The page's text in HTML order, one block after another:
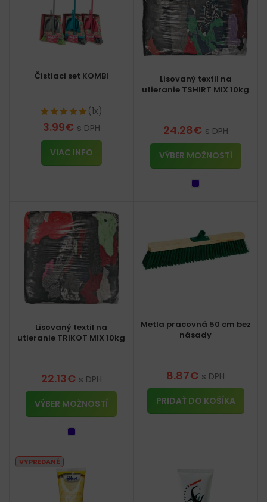
Čistiaci set KOMBI
(1x)
3.99€ s DPH
VIAC INFO
Lisovaný textil na
utieranie TSHIRT MIX 10kg
24.28€ s DPH
VÝBER MOŽNOSTÍ
Lisovaný textil na
utieranie TRIKOT MIX 10kg
22.13€ s DPH
VÝBER MOŽNOSTÍ
Metla pracovná 50 cm bez
násady
8.87€ s DPH
PRIDAŤ DO KOŠÍKA
VYPREDANÉ